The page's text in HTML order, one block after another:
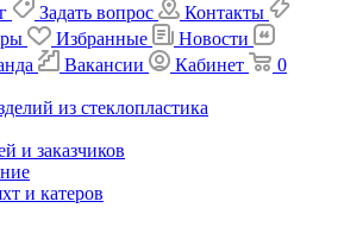
Задать вопрос
Контакты
Избранные
Новости
Вакансии Кабинет
0
из стеклопластика
и заказчиков
и катеров